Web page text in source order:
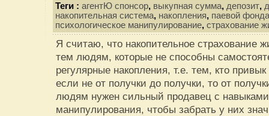
Теги : агентЮ спонсор, выкупная сумма, депозит,
накопительная система, накопления, паевой фонда
психологическое манипулирование, страхование
Я считаю, что накопительное страхование
тем людям, которые не способны
регулярные накопления, т.е. тем, кто привык
если не от получки до получки, то от
людям нужен сильный продавец с навыками
манипулирования, чтобы забрать у них